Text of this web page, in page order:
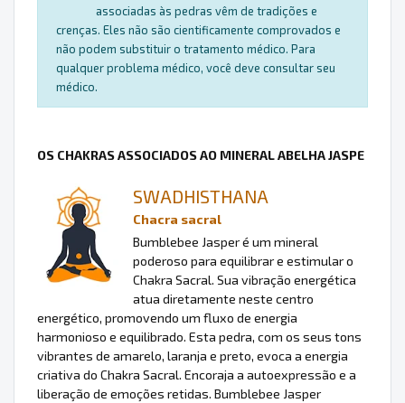
associadas às pedras vêm de tradições e
crenças. Eles não são cientificamente comprovados e
não podem substituir o tratamento médico. Para
qualquer problema médico, você deve consultar seu
médico.
OS CHAKRAS ASSOCIADOS AO MINERAL ABELHA JASPE
SWADHISTHANA
Chacra sacral
Bumblebee Jasper é um mineral
poderoso para equilibrar e estimular o
Chakra Sacral. Sua vibração energética
atua diretamente neste centro
energético, promovendo um fluxo de energia
harmonioso e equilibrado. Esta pedra, com os seus tons
vibrantes de amarelo, laranja e preto, evoca a energia
criativa do Chakra Sacral. Encoraja a autoexpressão e a
liberação de emoções retidas. Bumblebee Jasper